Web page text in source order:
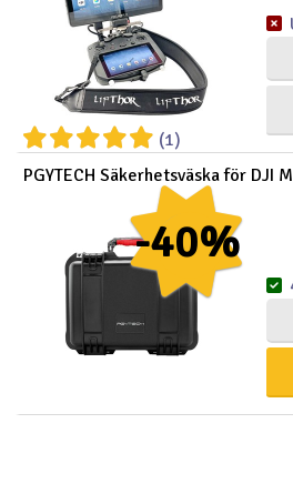
(1)
-40%
PGYTECH Säkerhetsväska för DJI